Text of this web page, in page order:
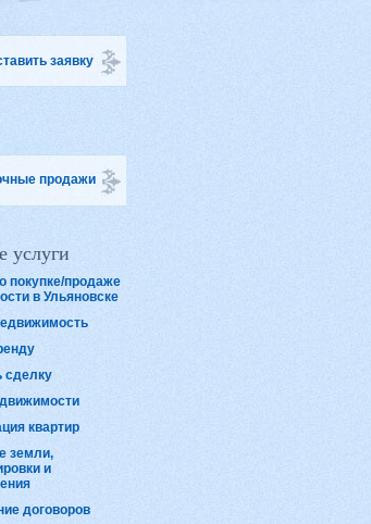
заявку
продажи
услуги
покупке/продаже
в Ульяновске
квартир
земли,
и
договоров